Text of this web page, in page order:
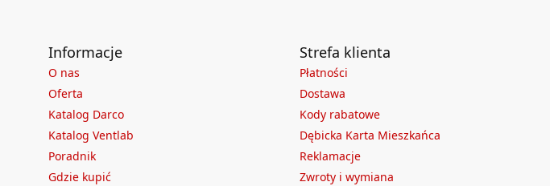
Informacje
O nas
Oferta
Katalog Darco
Katalog Ventlab
Poradnik
Gdzie kupić
Strefa klienta
Płatności
Dostawa
Kody rabatowe
Dębicka Karta Mieszkańca
Reklamacje
Zwroty i wymiana